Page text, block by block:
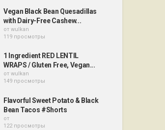
Vegan Black Bean Quesadillas
with Dairy-Free Cashew...
от wulkan
119 просмотры
1 Ingredient RED LENTIL
WRAPS / Gluten Free, Vegan...
от wulkan
149 просмотры
Flavorful Sweet Potato & Black
Bean Tacos #Shorts
от
122 просмотры